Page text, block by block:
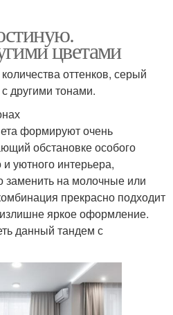
цветами
оттенков, серый
другими тонами.
формируют очень
обстановке особого
уютного интерьера,
на молочные или
прекрасно подходит
яркое оформление.
данный тандем с